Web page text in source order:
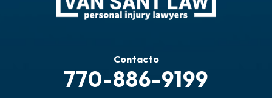
Contacto
770-886-9199